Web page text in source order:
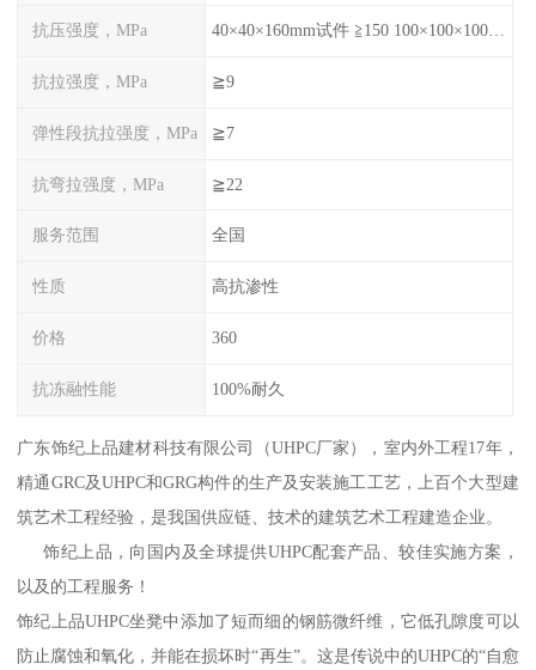
抗压强度，MPa 40×40×160mm试件 ≧150 100×100×100mm试件≧120
抗拉强度，MPa ≧9
弹性段抗拉强度，MPa ≧7
抗弯拉强度，MPa ≧22
服务范围 全国
性质 高抗渗性
价格 360
抗冻融性能 100%耐久
广东饰纪上品建材科技有限公司（UHPC厂家），室内外工程17年，
精通GRC及UHPC和GRG构件的生产及安装施工工艺，上百个大型建
筑艺术工程经验，是我国供应链、技术的建筑艺术工程建造企业。
饰纪上品，向国内及全球提供UHPC配套产品、较佳实施方案，
以及的工程服务！
饰纪上品UHPC坐凳中添加了短而细的钢筋微纤维，它低孔隙度可以
防止腐蚀和氧化，并能在损坏时“再生”。这是传说中的UHPC的“自愈